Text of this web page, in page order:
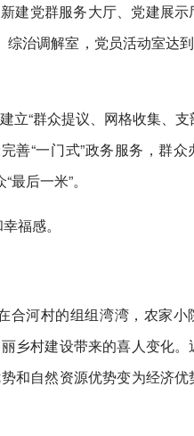
建党群服务大厅、党建展
治调解室，党员活动室达到
立“群众提议、网格收集、支
善“一门式”政务服务，群众
后一米”。
福感。
河村的组组湾湾，农家小
乡村建设带来的喜人变化。
和自然资源优势变为经济优